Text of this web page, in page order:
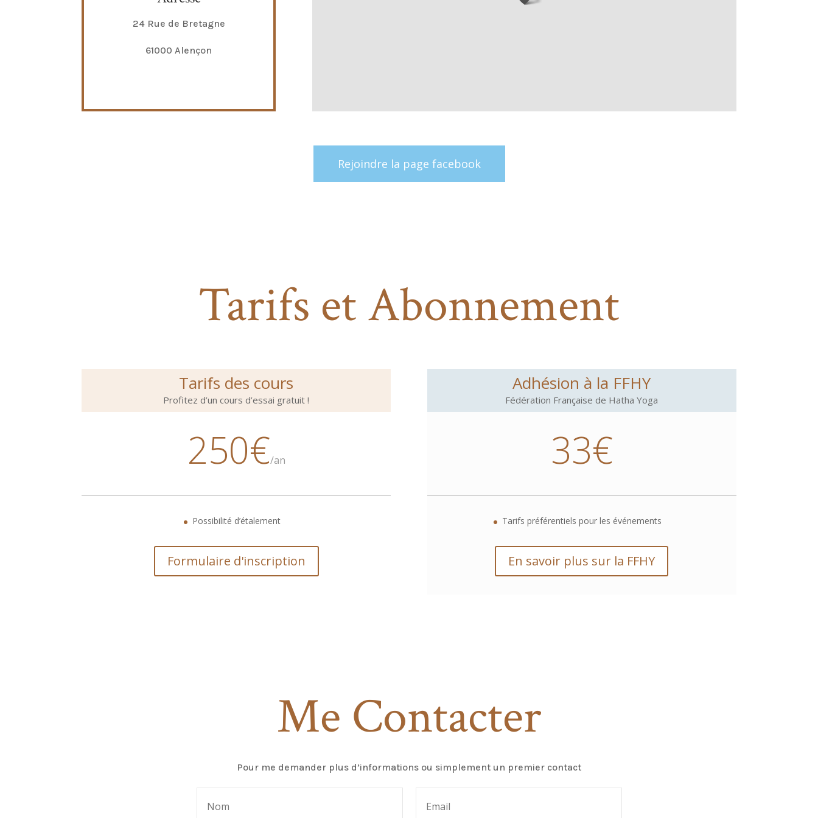
24 Rue de Bretagne
61000 Alençon
Rejoindre la page facebook
Tarifs et Abonnement
Tarifs des cours
Profitez d’un cours d’essai gratuit !
250€/an
Possibilité d’étalement
Formulaire d'inscription
Adhésion à la FFHY
Fédération Française de Hatha Yoga
33€
Tarifs préférentiels pour les événements
En savoir plus sur la FFHY
Me Contacter
Pour me demander plus d’informations ou simplement un premier contact